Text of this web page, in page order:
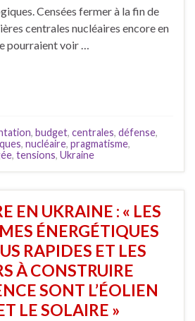
Censées fermer à la fin de
centrales nucléaires encore en
pourraient voir …
, budget, centrales, défense,
, nucléaire, pragmatisme,
, tensions, Ukraine
EN UKRAINE : « LES
ÉNERGÉTIQUES
RAPIDES ET LES
À CONSTRUIRE
SONT L’ÉOLIEN
LE SOLAIRE »